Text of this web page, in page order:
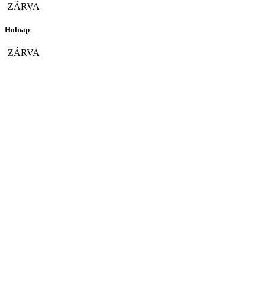
ZÁRVA
Holnap
ZÁRVA